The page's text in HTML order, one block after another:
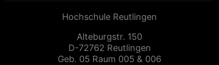
Hochschule Reutlingen
Alteburgstr. 150
D-72762 Reutlingen
Geb. 05 Raum 005 & 006